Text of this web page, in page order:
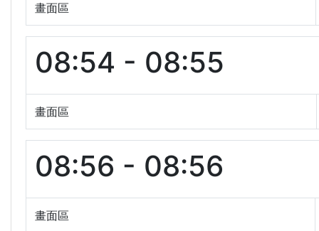
畫面區
08:54 - 08:55
畫面區
08:56 - 08:56
畫面區